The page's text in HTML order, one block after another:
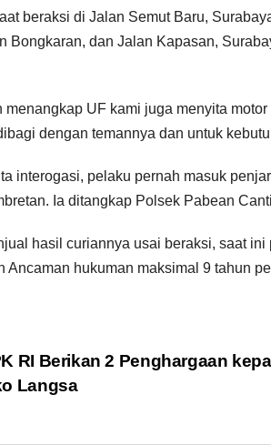
beraksi di Jalan Semut Baru,
Bongkaran, dan Jalan Kapasan,
menangkap UF kami juga menyita
dengan temannya dan untuk
interogasi, pelaku pernah masuk
Ia ditangkap Polsek Pabean
hasil curiannya usai beraksi, saat
Ancaman hukuman maksimal 9 tahun
RI Berikan 2 Penghargaan
Langsa